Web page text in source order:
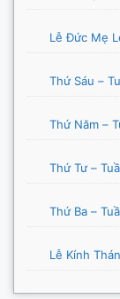
Lễ Đức Mẹ
Thứ Sáu –
Thứ Năm –
Thứ Tư –
Thứ Ba –
Lễ Kính